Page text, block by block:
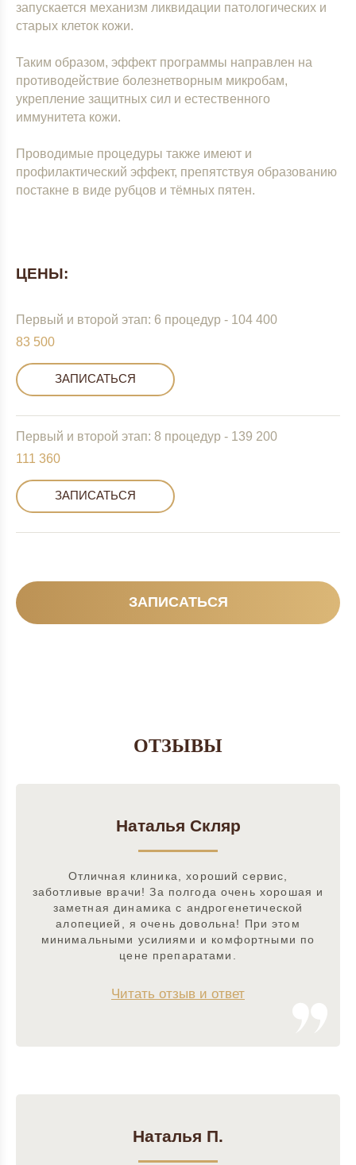
запускается механизм ликвидации патологических и
старых клеток кожи.
Таким образом, эффект программы направлен на
противодействие болезнетворным микробам,
укрепление защитных сил и естественного
иммунитета кожи.
Проводимые процедуры также имеют и
профилактический эффект, препятствуя образованию
постакне в виде рубцов и тёмных пятен.
ЦЕНЫ:
Первый и второй этап: 6 процедур - 104 400
83 500
ЗАПИСАТЬСЯ
Первый и второй этап: 8 процедур - 139 200
111 360
ЗАПИСАТЬСЯ
ЗАПИСАТЬСЯ
ОТЗЫВЫ
Наталья Скляр
Отличная клиника, хороший сервис,
заботливые врачи! За полгода очень хорошая и
заметная динамика с андрогенетической
алопецией, я очень довольна! При этом
минимальными усилиями и комфортными по
цене препаратами.
Читать отзыв и ответ
Наталья П.